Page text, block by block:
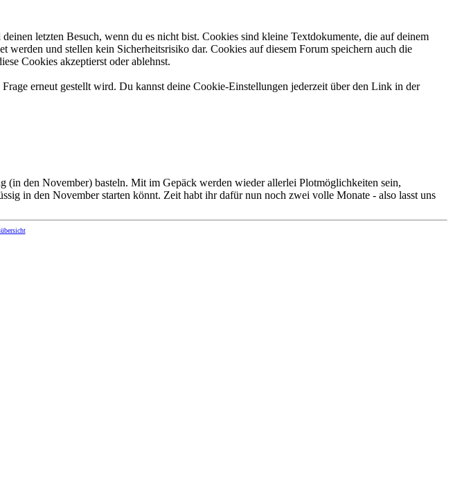
letzten Besuch, wenn du es nicht bist. Cookies sind kleine Textdokumente, die auf deinem
und stellen kein Sicherheitsrisiko dar. Cookies auf diesem Forum speichern auch die
Cookies akzeptierst oder ablehnst.
erneut gestellt wird. Du kannst deine Cookie-Einstellungen jederzeit über den Link in der
(in den November) basteln. Mit im Gepäck werden wieder allerlei Plotmöglichkeiten sein,
in den November starten könnt. Zeit habt ihr dafür nun noch zwei volle Monate - also lasst uns